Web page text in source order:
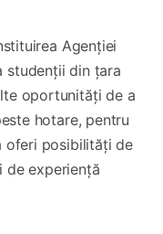
Agenției
studenții din țara
oportunități de a
hotare, pentru
oferi posibilități de
de experiență